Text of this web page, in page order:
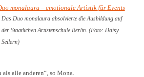
Das Duo monalaura absolvierte die Ausbildung auf
der Staatlichen Artistenschule Berlin. (Foto: Daisy
Seilern)
alle anderen“, so Mona.